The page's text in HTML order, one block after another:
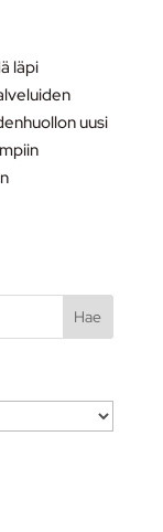
läpi
uusi